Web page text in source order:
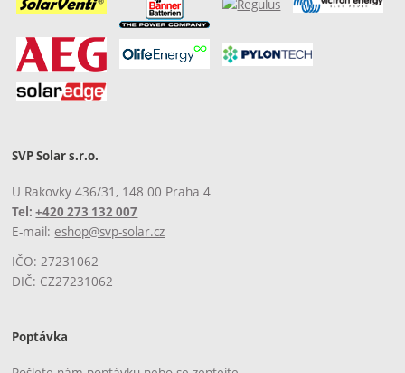
SVP Solar s.r.o.
U Rakovky 436/31, 148 00 Praha 4
Tel:+420 273 132 007
E-mail: eshop@svp-solar.cz
IČO: 27231062
DIČ: CZ27231062
Poptávka